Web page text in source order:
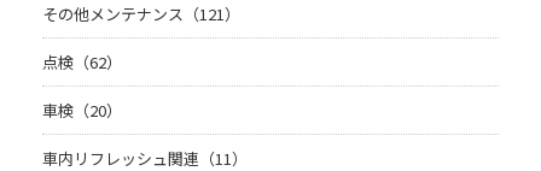
その他メンテナンス（121）
点検（62）
車検（20）
車内リフレッシュ関連（11）